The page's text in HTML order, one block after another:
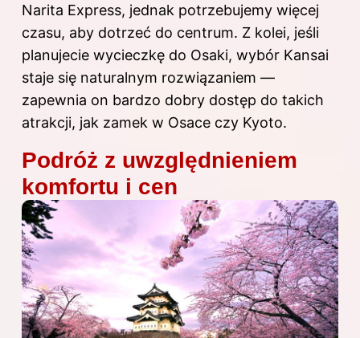
Narita Express, jednak potrzebujemy więcej
czasu, aby dotrzeć do centrum. Z kolei, jeśli
planujecie wycieczkę do Osaki, wybór Kansai
staje się naturalnym rozwiązaniem —
zapewnia on bardzo dobry dostęp do takich
atrakcji, jak zamek w Osace czy Kyoto.
Podróż z uwzględnieniem
komfortu i cen